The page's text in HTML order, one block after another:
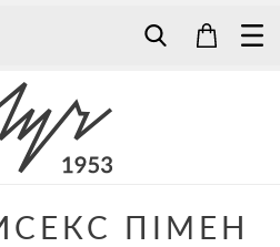
ПІМЕН